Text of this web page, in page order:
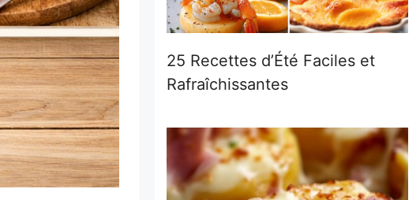
25 Recettes d’Été Faciles et
Rafraîchissantes